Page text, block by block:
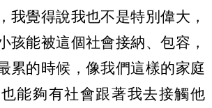
我覺得說我也不是特別偉大，
孩能被這個社會接納、包容，
累的時候，像我們這樣的家庭
能夠有社會跟著我去接觸他